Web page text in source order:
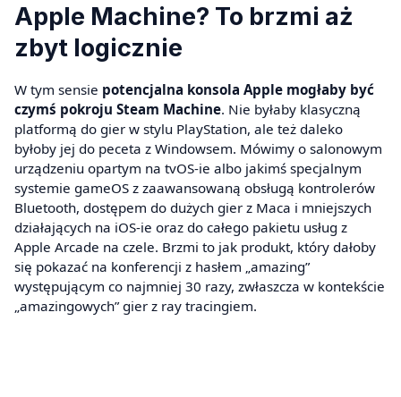
Apple Machine? To brzmi aż
zbyt logicznie
W tym sensie potencjalna konsola Apple mogłaby być
czymś pokroju Steam Machine. Nie byłaby klasyczną
platformą do gier w stylu PlayStation, ale też daleko
byłoby jej do peceta z Windowsem. Mówimy o salonowym
urządzeniu opartym na tvOS-ie albo jakimś specjalnym
systemie gameOS z zaawansowaną obsługą kontrolerów
Bluetooth, dostępem do dużych gier z Maca i mniejszych
działających na iOS-ie oraz do całego pakietu usług z
Apple Arcade na czele. Brzmi to jak produkt, który dałoby
się pokazać na konferencji z hasłem „amazing”
występującym co najmniej 30 razy, zwłaszcza w kontekście
„amazingowych” gier z ray tracingiem.